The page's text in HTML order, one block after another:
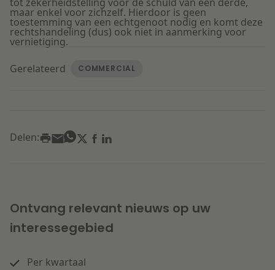
maar enkel voor zichzelf. Hierdoor is geen
toestemming van een echtgenoot nodig en komt deze
rechtshandeling (dus) ook niet in aanmerking voor
vernietiging.
Gerelateerd
COMMERCIAL
Delen:
Ontvang relevant nieuws op uw
interessegebied
Per kwartaal